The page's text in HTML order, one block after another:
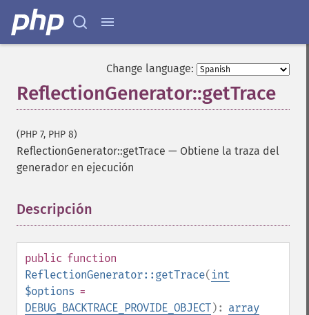
Change language:
ReflectionGenerator::getTrace
(PHP 7, PHP 8)
ReflectionGenerator::getTrace — Obtiene la traza del
generador en ejecución
Descripción
public function
ReflectionGenerator::getTrace( int
$options =
DEBUG_BACKTRACE_PROVIDE_OBJECT): array